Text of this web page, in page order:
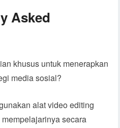
Asked
khusus untuk menerapkan
media sosial?
alat video editing
secara